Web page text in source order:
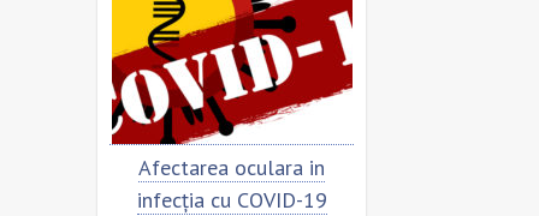
Afectarea oculara in
infecția cu COVID-19
Cât de „încoronat” este